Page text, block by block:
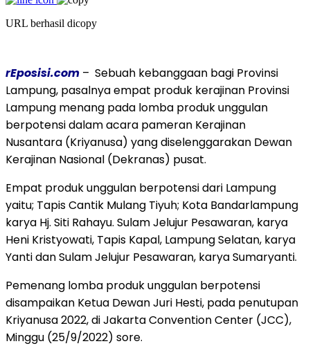
URL berhasil dicopy
rEposisi.com – Sebuah kebanggaan bagi Provinsi
Lampung, pasalnya empat produk kerajinan Provinsi
Lampung menang pada lomba produk unggulan
berpotensi dalam acara pameran Kerajinan
Nusantara (Kriyanusa) yang diselenggarakan Dewan
Kerajinan Nasional (Dekranas) pusat.
Empat produk unggulan berpotensi dari Lampung
yaitu; Tapis Cantik Mulang Tiyuh; Kota Bandarlampung
karya Hj. Siti Rahayu. Sulam Jelujur Pesawaran, karya
Heni Kristyowati, Tapis Kapal, Lampung Selatan, karya
Yanti dan Sulam Jelujur Pesawaran, karya Sumaryanti.
Pemenang lomba produk unggulan berpotensi
disampaikan Ketua Dewan Juri Hesti, pada penutupan
Kriyanusa 2022, di Jakarta Convention Center (JCC),
Minggu (25/9/2022) sore.